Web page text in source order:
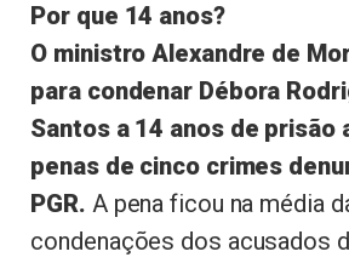
Por que 14 anos?
O ministro Alexandre de
para condenar Débora
Santos a 14 anos de prisão
penas de cinco crimes
PGR. A pena ficou na média
condenações dos acusados